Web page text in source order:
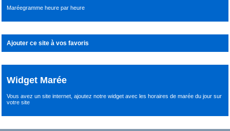
Maréegramme heure par heure
Ajouter ce site à vos favoris
Widget Marée
Vous avez un site internet,ajoutez notre widget avec les horaires de marée du joursur
votre site